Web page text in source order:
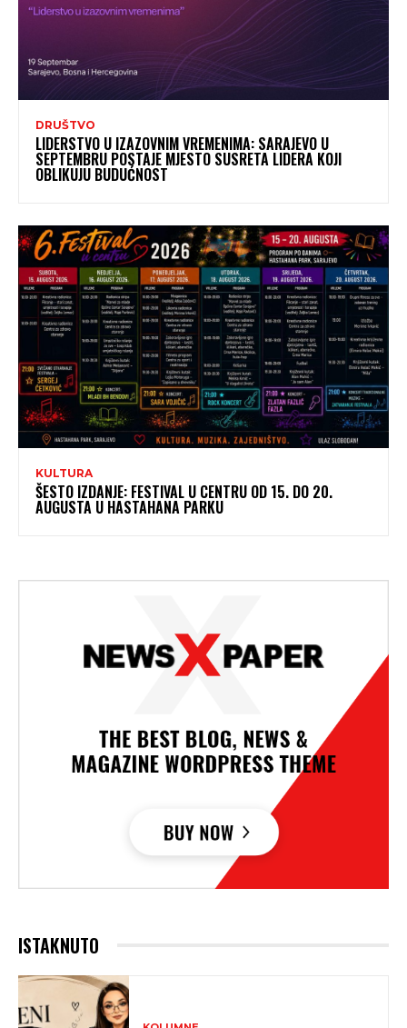
DRUŠTVO
LIDERSTVO U IZAZOVNIM VREMENIMA: SARAJEVO U
SEPTEMBRU POSTAJE MJESTO SUSRETA LIDERA KOJI
OBLIKUJU BUDUĆNOST
KULTURA
ŠESTO IZDANJE: FESTIVAL U CENTRU OD 15. DO 20.
AUGUSTA U HASTAHANA PARKU
ISTAKNUTO